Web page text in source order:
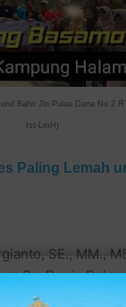
Bahri Jln Pulau Dana No 2
Ist-LmH)
Paling Lemah
SE., MM.,
Se-Dunia
AGAM) se-